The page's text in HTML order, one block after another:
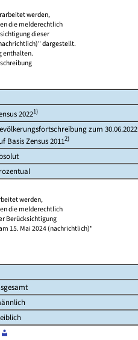
werden,
die melderechtlich
dieser
dargestellt.
enthalten.
20221)
zum 30.06.2022
Basis Zensus 20112)
werden,
die melderechtlich
Berücksichtigung
15. Mai 2024 (nachrichtlich)"